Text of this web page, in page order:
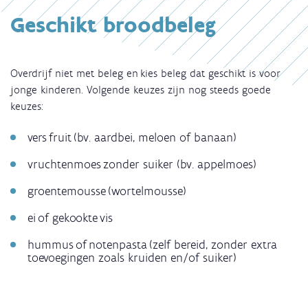
Geschikt broodbeleg
Overdrijf niet met beleg en kies beleg dat geschikt is voor
jonge kinderen. Volgende keuzes zijn nog steeds goede
keuzes:
vers fruit (bv. aardbei, meloen of banaan)
vruchtenmoes zonder suiker (bv. appelmoes)
groentemousse (wortelmousse)
ei of gekookte vis
hummus of notenpasta (zelf bereid, zonder extra
toevoegingen zoals kruiden en/of suiker)